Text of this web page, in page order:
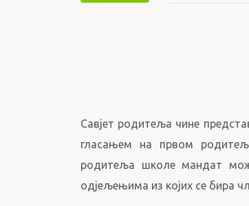
Савjет родитеља чине
гласањем на првом
родитеља школе мандат
одјељењима из којих се бира